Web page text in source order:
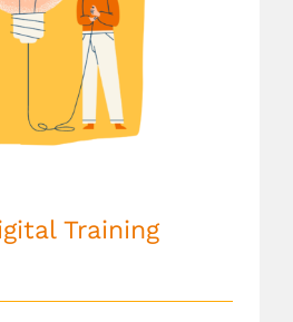
Training Design
Training